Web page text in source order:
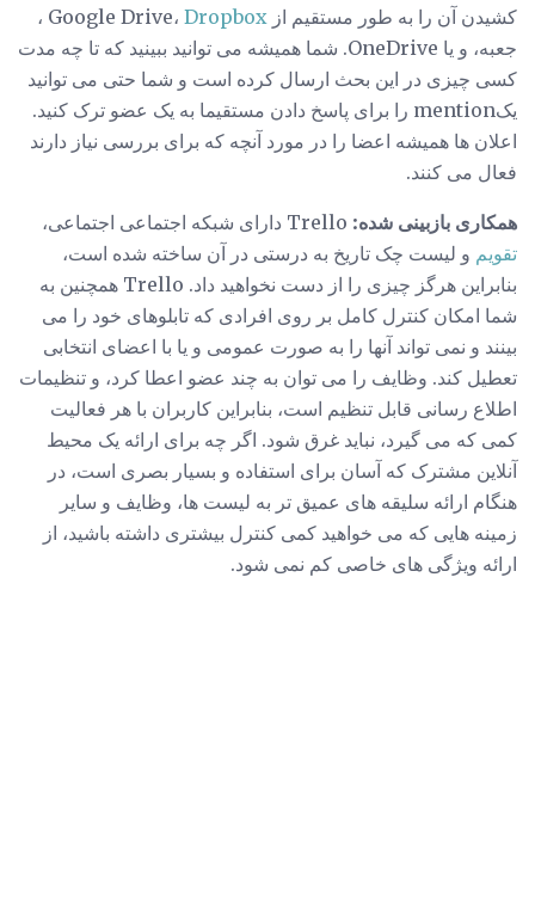
کشیدن آن را به طور مستقیم از Google Drive، Dropbox
،
جعبه، و یا OneDrive. شما همیشه می توانید ببینید که تا چه مدت
کسی چیزی در این بحث ارسال کرده است و شما حتی می توانید
یکmention را برای پاسخ دادن مستقیما به یک عضو ترک کنید.
اعلان ها همیشه اعضا را در مورد آنچه که برای بررسی نیاز دارند
فعال می کنند.
همکاری بازبینی شده:
تقویم و لیست چک تاریخ به درستی در آن ساخته شده است،
بنابراین هرگز چیزی را از دست نخواهید داد. Trello همچنین به
شما امکان کنترل کامل بر روی افرادی که تابلوهای خود را می
بینند و نمی تواند آنها را به صورت عمومی و یا با اعضای انتخابی
تعطیل کند. وظایف را می توان به چند عضو اعطا کرد، و تنظیمات
اطلاع رسانی قابل تنظیم است، بنابراین کاربران با هر فعالیت
کمی که می گیرد، نباید غرق شود. اگر چه برای ارائه یک محیط
آنلاین مشترک که آسان برای استفاده و بسیار بصری است، در
هنگام ارائه سلیقه های عمیق تر به لیست ها، وظایف و سایر
زمینه هایی که می خواهید کمی کنترل بیشتری داشته باشید، از
ارائه ویژگی های خاصی کم نمی شود.